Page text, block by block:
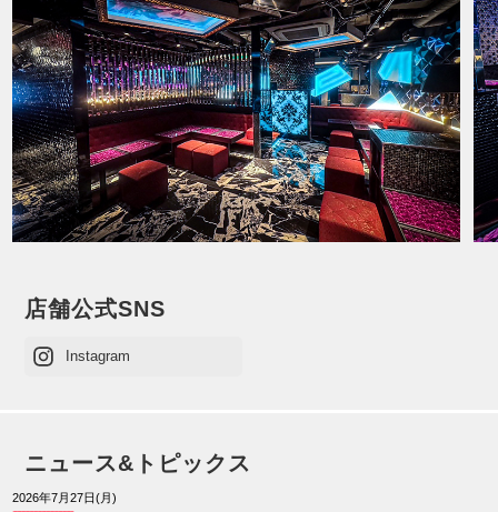
店舗公式SNS
Instagram
ニュース&トピックス
2026年7月27日(月)